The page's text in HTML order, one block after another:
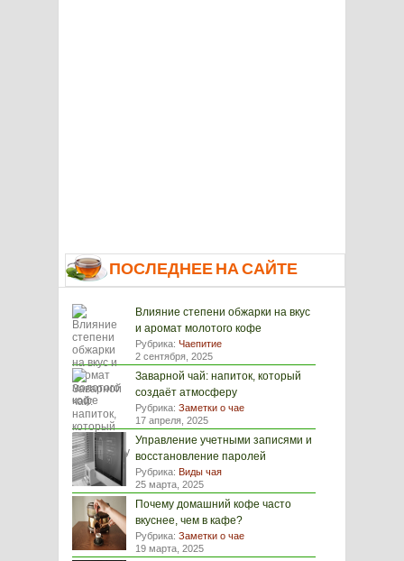
ПОСЛЕДНЕЕ НА САЙТЕ
Влияние степени обжарки на вкус
и аромат молотого кофе
Рубрика: Чаепитие
2 сентября, 2025
Заварной чай: напиток, который
создаёт атмосферу
Рубрика: Заметки о чае
17 апреля, 2025
Управление учетными записями и
восстановление паролей
Рубрика: Виды чая
25 марта, 2025
Почему домашний кофе часто
вкуснее, чем в кафе?
Рубрика: Заметки о чае
19 марта, 2025